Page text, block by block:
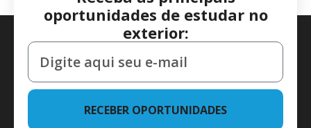
oportunidades de estudar no
exterior:
RECEBER OPORTUNIDADES